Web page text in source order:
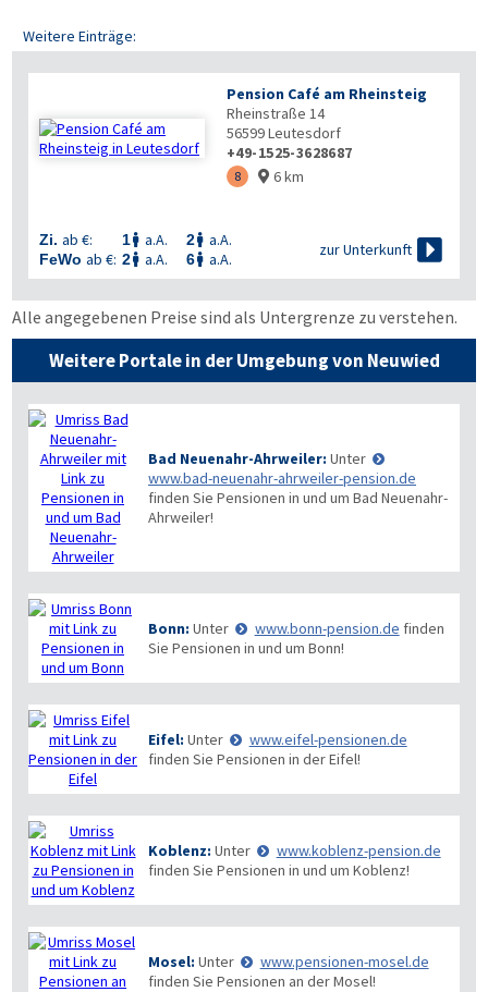
Weitere Einträge:
Pension Café am Rheinsteig
Rheinstraße 14
56599Leutesdorf
+49-1525-3628687
8  6 km
Zi. ab €: 1 a.A. 2 a.A.
FeWo ab €: 2 a.A. 6 a.A.
zur Unterkunft 
Alle angegebenen Preise sind als Untergrenze zu verstehen.
Weitere Portale in der Umgebung von Neuwied
Bad Neuenahr-Ahrweiler: Unter
www.bad-neuenahr-ahrweiler-pension.de
finden Sie Pensionen in und um Bad Neuenahr-
Ahrweiler!
Bonn: Unter www.bonn-pension.de finden
Sie Pensionen in und um Bonn!
Eifel: Unter
www.eifel-pensionen.de
finden Sie Pensionen in der Eifel!
Koblenz: Unter
www.koblenz-pension.de
finden Sie Pensionen in und um Koblenz!
Mosel: Unter
www.pensionen-mosel.de
finden Sie Pensionen an der Mosel!